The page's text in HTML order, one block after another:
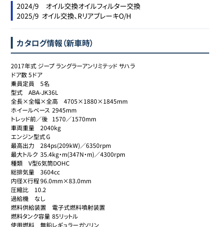
2024/9　オイル交換オイルフィルター交換
2025/9  オイル交換、RリアブレーキO/H
カタログ情報（新車時）
2017年式 ジープ ラングラーアンリミテッド サハラ
ドア数	5ドア
乗員定員	5名
型式	ABA-JK36L
全長×全幅×全高	4705×1880×1845mm
ホイールベース	2945mm
トレッド前／後	1570／1570mm
車両重量	2040kg
エンジン型式	G
最高出力	284ps(209kW)／6350rpm
最大トルク	35.4kg・m(347N・m)／4300rpm
種類	V型6気筒DOHC
総排気量	3604cc
内径Ｘ行程	96.0mm×83.0mm
圧縮比	10.2
過給機	なし
燃料供給装置	電子式燃料噴射装置
燃料タンク容量	85リットル
使用燃料	無鉛レギュラーガソリン